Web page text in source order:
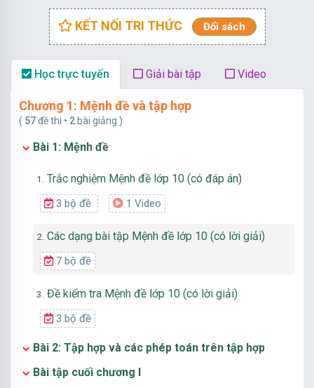
KẾT NỐI TRI THỨC Đổi sách
Học trực tuyến Giải bài tập Video
Chương 1: Mệnh đề và tập hợp
( 57đề thi • 2 bài giảng )
Bài 1: Mệnh đề
1. Trắc nghiệm Mệnh đề lớp 10 (có đáp án)
3 bộ đề 1 Video
2. Các dạng bài tập Mệnh đề lớp 10 (có lời giải)
7 bộ đề
3. Đề kiểm tra Mệnh đề lớp 10 (có lời giải)
3 bộ đề
Bài 2: Tập hợp và các phép toán trên tập hợp
Bài tập cuối chương I